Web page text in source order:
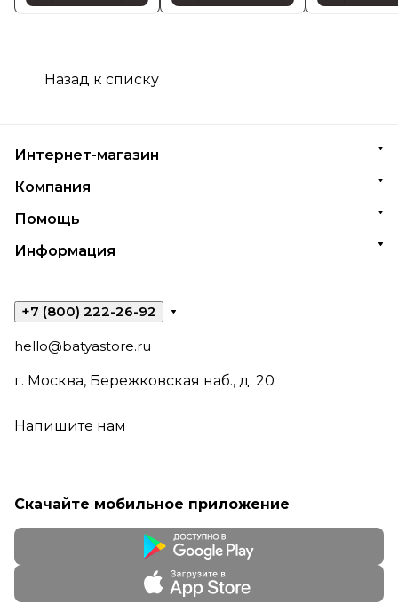
Назад к списку
Интернет-магазин
Компания
Помощь
Информация
+7 (800) 222-26-92
hello@batyastore.ru
г. Москва, Бережковская наб., д. 20
Напишите нам
Скачайте мобильное приложение